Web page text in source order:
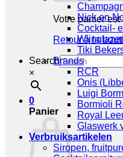
Votre panier est
Retour à la
Search
×
0
Panier
Nick en
Cocktail-
Tiki
Brands
RCR
Onis
Luigi
Bormioli
Royal
Glaswerk
Verbruiksartikelen
Siropen,